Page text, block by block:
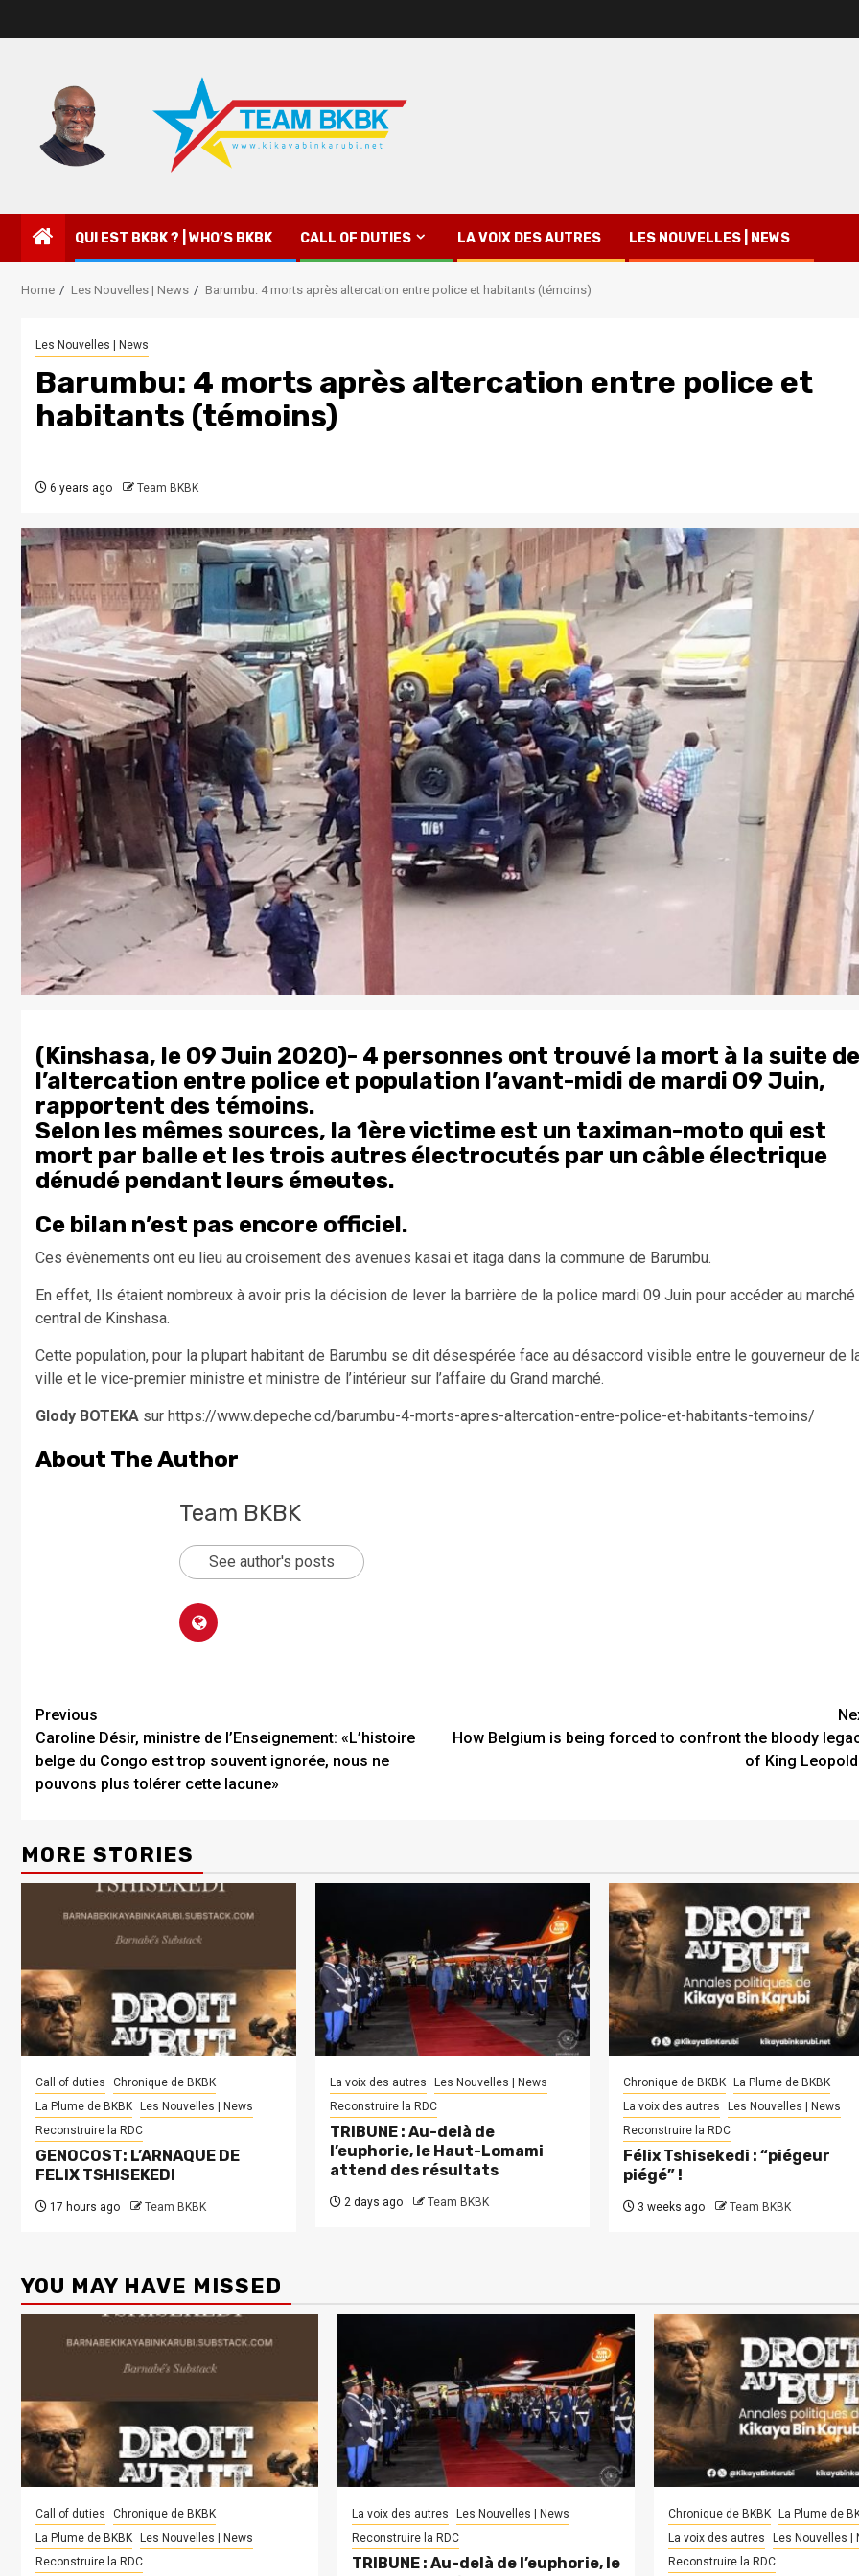
QUI EST BKBK ? | WHO’S BKBK CALL OF DUTIES LA VOIX DES AUTRES LES NOUVELLES | NEWS
Home Les Nouvelles | News Barumbu: 4 morts après altercation entre police et habitants (témoins)
Les Nouvelles | News
Barumbu: 4 morts après altercation entre police et
habitants (témoins)
6 years ago Team BKBK
(Kinshasa, le 09 Juin 2020)- 4 personnes ont trouvé la mort à la suite de
l’altercation entre police et population l’avant-midi de mardi 09 Juin,
rapportent des témoins.
Selon les mêmes sources, la 1ère victime est un taximan-moto qui est
mort par balle et les trois autres électrocutés par un câble électrique
dénudé pendant leurs émeutes.
Ce bilan n’est pas encore officiel.
Ces évènements ont eu lieu au croisement des avenues kasai et itaga dans la commune de Barumbu.
En effet, Ils étaient nombreux à avoir pris la décision de lever la barrière de la police mardi 09 Juin pour accéder au marché
central de Kinshasa.
Cette population, pour la plupart habitant de Barumbu se dit désespérée face au désaccord visible entre le gouverneur de
ville et le vice-premier ministre et ministre de l’intérieur sur l’affaire du Grand marché.
Glody BOTEKA sur https://www.depeche.cd/barumbu-4-morts-apres-altercation-entre-police-et-habitants-temoins/
About The Author
Team BKBK
See author's posts
Previous
Caroline Désir, ministre de l’Enseignement: «L’histoire
belge du Congo est trop souvent ignorée, nous ne
pouvons plus tolérer cette lacune»
How Belgium is being forced to confront the bloody
of King
MORE STORIES
Call of duties
Chronique de BKBK
La Plume de BKBK
Les Nouvelles | News
Reconstruire la RDC
GENOCOST: L’ARNAQUE DE
FELIX TSHISEKEDI
17 hours ago Team BKBK
La voix des autres
Les Nouvelles | News
Reconstruire la RDC
TRIBUNE : Au-delà de
l’euphorie, le Haut-Lomami
attend des résultats
2 days ago Team BKBK
Chronique de BKBK
La Plume de BKBK
La voix des autres
Les Nouvelles | News
Reconstruire la RDC
Félix Tshisekedi : “piégeur
piégé” !
3 weeks ago Team BKBK
YOU MAY HAVE MISSED
Call of duties
Chronique de BKBK
La Plume de BKBK
Les Nouvelles | News
Reconstruire la RDC
La voix des autres
Les Nouvelles | News
Reconstruire la RDC
TRIBUNE : Au-delà de l’euphorie, le
Chronique de BKBK
La Plume de
La voix des autres
Les Nouvelles |
Reconstruire la RDC